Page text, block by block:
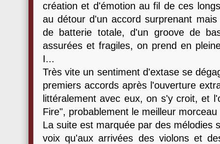
création et d'émotion au fil de ces
au détour d'un accord surprenant
de batterie totale, d'un groove de
assurées et fragiles, on prend en
I...
Très vite un sentiment d'extase se
premiers accords après l'ouverture
littéralement avec eux, on s'y croit, et
Fire", probablement le meilleur
La suite est marquée par des mélodies
voix qu'aux arrivées des violons et